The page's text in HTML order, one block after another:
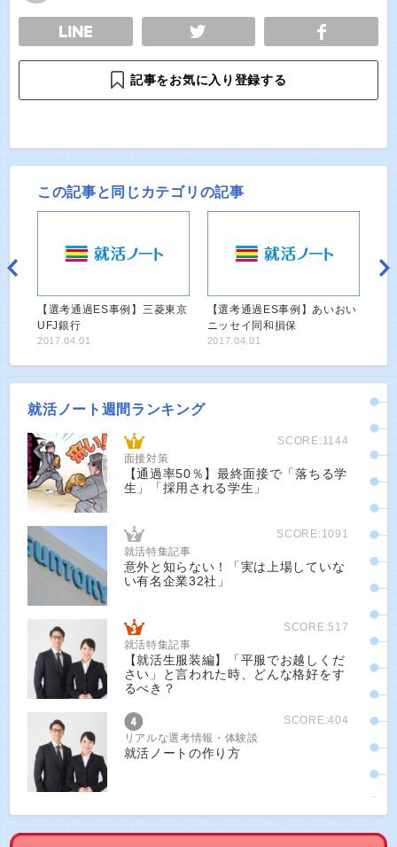
TWEET
記事をお気に入り登録する
この記事と同じカテゴリの記事
【選考通過ES事例】三菱東京
UFJ銀行
2017.04.01
【選考通過ES事例】あいおい
ニッセイ同和損保
2017.04.01
就活ノート週間ランキング
SCORE:1144
面接対策
【通過率50％】最終面接で「落ちる学
生」「採用される学生」
SCORE:1091
就活特集記事
意外と知らない！「実は上場していな
い有名企業32社」
SCORE:517
就活特集記事
【就活生服装編】「平服でお越しくだ
さい」と言われた時、どんな格好をす
るべき？
SCORE:404
リアルな選考情報・体験談
就活ノートの作り方